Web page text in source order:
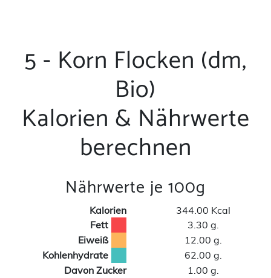
5 - Korn Flocken (dm,
Bio)
Kalorien & Nährwerte
berechnen
Nährwerte je 100g
Kalorien
344.00 Kcal
Fett
3.30 g.
Eiweiß
12.00 g.
Kohlenhydrate
62.00 g.
Davon Zucker
1.00 g.